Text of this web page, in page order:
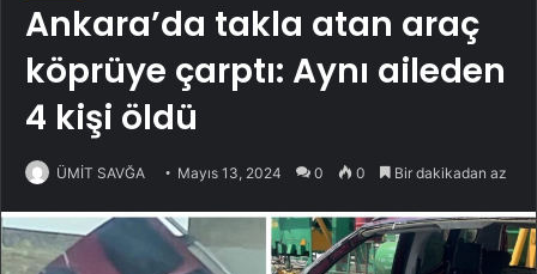
Ankara’da takla atan araç
köprüye çarptı: Aynı aileden
4 kişi öldü
ÜMİT SAVĞA Mayıs 13, 2024 0 0 Bir dakikadan az